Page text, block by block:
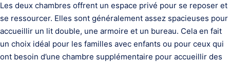
Les deux chambres offrent un espace privé pour se reposer et
se ressourcer. Elles sont généralement assez spacieuses pour
accueillir un lit double, une armoire et un bureau. Cela en fait
un choix idéal pour les familles avec enfants ou pour ceux qui
ont besoin d’une chambre supplémentaire pour accueillir des